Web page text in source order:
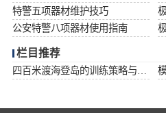
特警五项器材维护技巧
公安特警八项器材使用指南
栏目推荐